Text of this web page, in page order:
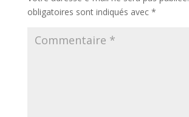
obligatoires sont indiqués avec *